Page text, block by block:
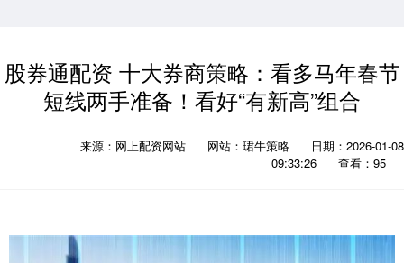
股券通配资 十大券商策略：看多马年春节
短线两手准备！看好“有新高”组合
来源：网上配资网站 网站：珺牛策略
日期：2026-01-08
09:33:26
查看：95